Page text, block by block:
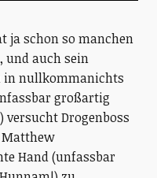
ja schon so manchen
und auch sein
in nullkommanichts
großartig
versucht Drogenboss
Matthew
Hand (unfassbar